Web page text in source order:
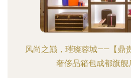
风尚之巅，璀璨蓉城——【鼎
奢侈品箱包成都旗舰